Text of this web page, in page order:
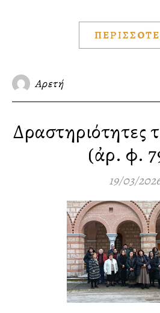
Αρετή
Δραστηριότητες
(ἀρ. φ.
19/03/